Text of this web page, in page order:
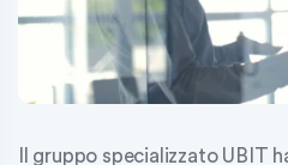
Il gruppo specializzato UBIT